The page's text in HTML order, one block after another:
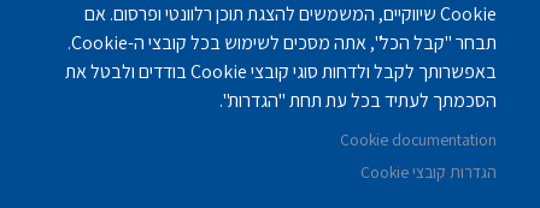
פנחס לבון 18 ,לב יסמין, קומה-2, נתניה
077-5420695
Cookie שיווקיים, המשמשים להצגת תוכן רלוונטי ופרסום. אם
תבחר "קבל הכל", אתה מסכים לשימוש בכל קובצי ה-Cookie.
באפשרותך לקבל ולדחות סוגי קובצי Cookie בודדים ולבטל את
הסכמתך לעתיד בכל עת תחת "הגדרות".
Cookie documentation
הגדרות קובצי Cookie